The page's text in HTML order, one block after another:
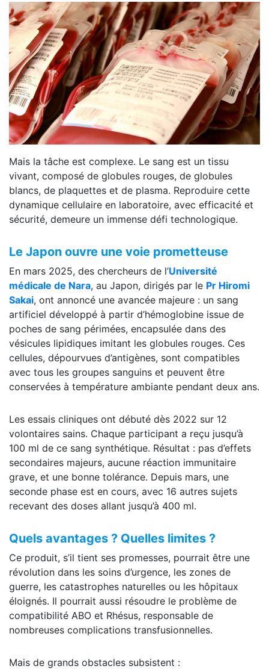
Mais la tâche est complexe. Le sang est un tissu
vivant, composé de globules rouges, de globules
blancs, de plaquettes et de plasma. Reproduire cette
dynamique cellulaire en laboratoire, avec efficacité et
sécurité, demeure un immense défi technologique.
Le Japon ouvre une voie prometteuse
En mars 2025, des chercheurs de l’Université
médicale de Nara, au Japon, dirigés par le Pr Hiromi
Sakai, ont annoncé une avancée majeure : un sang
artificiel développé à partir d’hémoglobine issue de
poches de sang périmées, encapsulée dans des
vésicules lipidiques imitant les globules rouges. Ces
cellules, dépourvues d’antigènes, sont compatibles
avec tous les groupes sanguins et peuvent être
conservées à température ambiante pendant deux ans.
Les essais cliniques ont débuté dès 2022 sur 12
volontaires sains. Chaque participant a reçu jusqu’à
100 ml de ce sang synthétique. Résultat : pas d’effets
secondaires majeurs, aucune réaction immunitaire
grave, et une bonne tolérance. Depuis mars, une
seconde phase est en cours, avec 16 autres sujets
recevant des doses allant jusqu’à 400 ml.
Quels avantages ? Quelles limites ?
Ce produit, s’il tient ses promesses, pourrait être une
révolution dans les soins d’urgence, les zones de
guerre, les catastrophes naturelles ou les hôpitaux
éloignés. Il pourrait aussi résoudre le problème de
compatibilité ABO et Rhésus, responsable de
nombreuses complications transfusionnelles.
Mais de grands obstacles subsistent :